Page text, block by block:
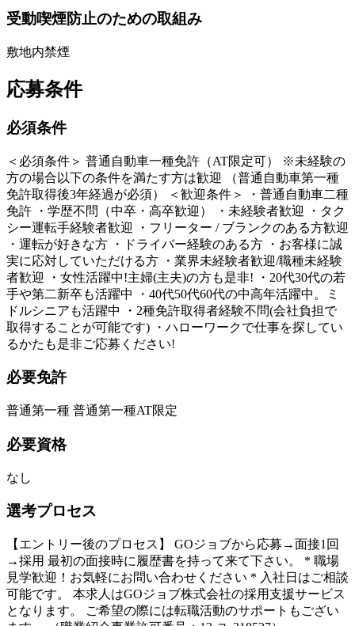
受動喫煙防止のための取組み
敷地内禁煙
応募条件
必須条件
＜必須条件＞ 普通自動車一種免許（AT限定可） ※未経験の
方の場合以下の条件を満たす方は歓迎 （普通自動車第一種
免許取得後3年経過が必須） ＜歓迎条件＞ ・普通自動車二種
免許 ・学歴不問（中卒・高卒歓迎） ・未経験者歓迎 ・タク
シー運転手経験者歓迎 ・フリーター / ブランクのある方歓迎
・運転が好きな方 ・ドライバー経験のある方 ・お客様に誠
実に応対していただける方 ・業界未経験者歓迎/職種未経験
者歓迎 ・女性活躍中!主婦(主夫)の方も是非! ・20代30代の若
手や第二新卒も活躍中 ・40代50代60代の中高年活躍中。ミ
ドルシニアも活躍中 ・2種免許取得者経験不問(会社負担で
取得することが可能です) ・ハローワークで仕事を探してい
るかたも是非ご応募ください!
必要免許
普通第一種 普通第一種AT限定
必要資格
なし
選考プロセス
【エントリー後のプロセス】 GOジョブから応募→面接1回
→採用 最初の面接時に履歴書を持って来て下さい。 * 職場
見学歓迎！お気軽にお問い合わせください * 入社日はご相談
可能です。 本求人はGOジョブ株式会社の採用支援サービス
となります。 ご希望の際には転職活動のサポートもござい